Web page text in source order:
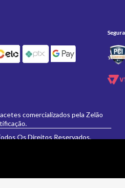
comercializados pela Zelão
Os Direitos Reservados.
eventuais alterações posteriores de